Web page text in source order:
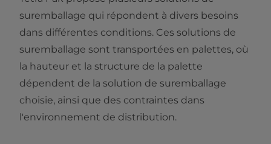
suremballage qui répondent à divers besoins
dans différentes conditions. Ces solutions de
suremballage sont transportées en palettes, où
la hauteur et la structure de la palette
dépendent de la solution de suremballage
choisie, ainsi que des contraintes dans
l'environnement de distribution.